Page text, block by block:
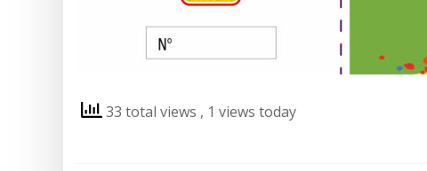
33 total views , 1 views today